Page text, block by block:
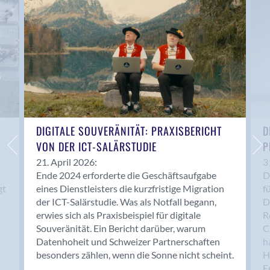
Anwil
Appenzell
Au SG
Baar
Baden
Balsthal
Balzers
Basel
Bassersdorf
Belp
Bendern
Benken (SG)
Bergdietikon
Berlin
Bern
Bern - Liebefeld
DIGITALE SOUVERÄNITÄT: PRAXISBERICHT
VON DER ICT-SALÄRSTUDIE
21. April 2026:
Ende 2024 erforderte die Geschäftsaufgabe
eines Dienstleisters die kurzfristige Migration
der ICT-Salärstudie. Was als Notfall begann,
erwies sich als Praxisbeispiel für digitale
Souveränität. Ein Bericht darüber, warum
Datenhoheit und Schweizer Partnerschaften
besonders zählen, wenn die Sonne nicht scheint.